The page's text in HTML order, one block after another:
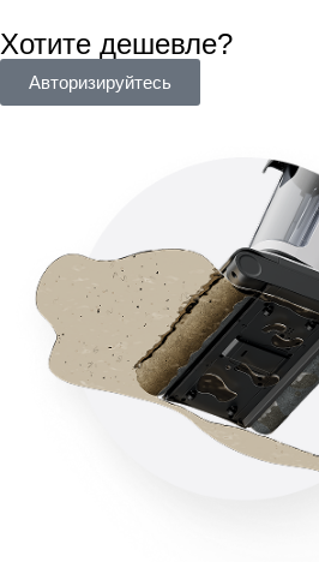
Хотите дешевле?
Авторизируйтесь